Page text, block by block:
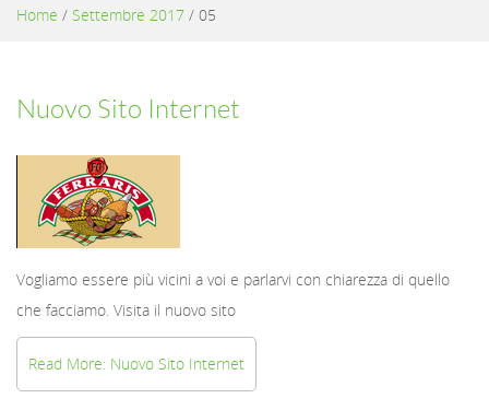
Home / Settembre 2017 / 05
Nuovo Sito Internet
Vogliamo essere più vicini a voi e parlarvi con chiarezza di quello
che facciamo. Visita il nuovo sito
Read More: Nuovo Sito Internet